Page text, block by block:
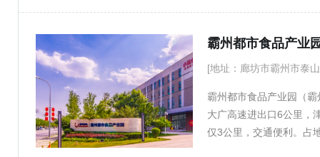
盖一栋CRO研发楼和五
地下部分统一规划为
研发转化平台、中试基
霸州都市食品产业
[地址：廊坊市霸州市泰
霸州都市食品产业园（
大广高速进出口6公里，
仅3公里，交通便利。占